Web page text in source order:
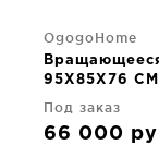
OgogoHome
95X85X76 CM
Под заказ
66 000